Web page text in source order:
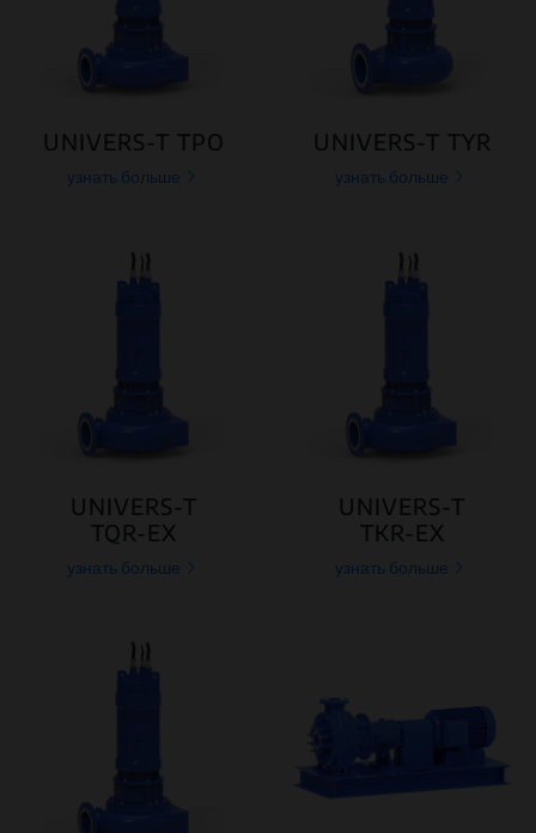
UNIVERS-T TPO
узнать больше
UNIVERS-T TYR
узнать больше
UNIVERS-T
TQR-EX
узнать больше
UNIVERS-T
TKR-EX
узнать больше